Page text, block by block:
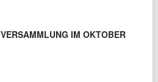
IM OKTOBER